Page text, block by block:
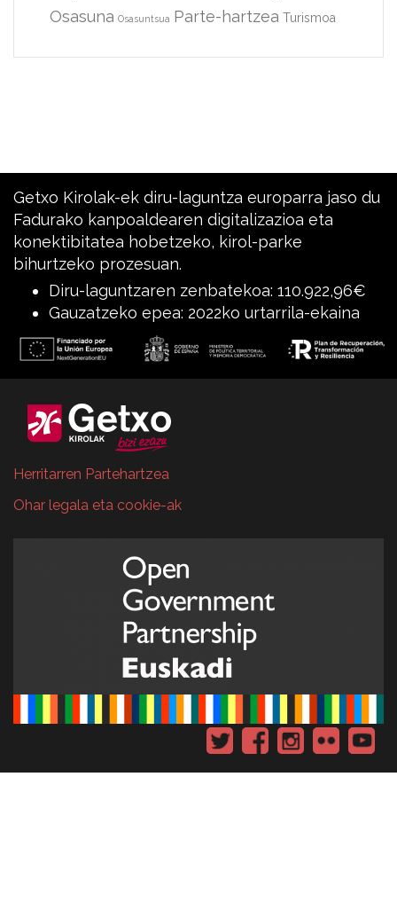
Osasuna Osasuntsua Parte-hartzea Turismoa
Getxo Kirolak-ek diru-laguntza europarra jaso du
Fadurako kanpoaldearen digitalizazioa eta
konektibitatea hobetzeko, kirol-parke
bihurtzeko prozesuan.
Diru-laguntzaren zenbatekoa: 110.922,96€
Gauzatzeko epea: 2022ko urtarrila-ekaina
Herritarren Partehartzea
Ohar legala eta cookie-ak